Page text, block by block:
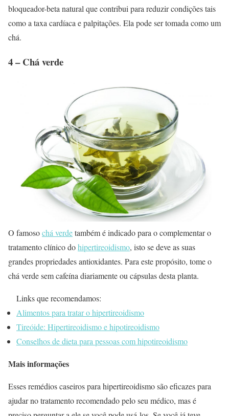
bloqueador-beta natural que contribui para reduzir condições tais
como a taxa cardíaca e palpitações. Ela pode ser tomada como um
chá.
4 – Chá verde
O famosochá verdetambém é indicado para o complementar o
tratamento clínico dohipertireoidismo, isto se deve as suas
grandes propriedades antioxidantes. Para este propósito, tome o
chá verde sem cafeína diariamente ou cápsulas desta planta.
Links que recomendamos:
Alimentos para tratar o hipertireoidismo
Tireóide: Hipertireoidismo e hipotireoidismo
Conselhos de dieta para pessoas com hipotireoidismo
Mais informações
Esses remédios caseiros para hipertireoidismo são eficazes para
ajudar no tratamento recomendado pelo seu médico, mas é